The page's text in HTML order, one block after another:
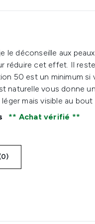
5
le déconseille aux
réduire cet effet. Il
50 est un minimum
naturelle vous donne
mais visible au bout
Achat vérifié